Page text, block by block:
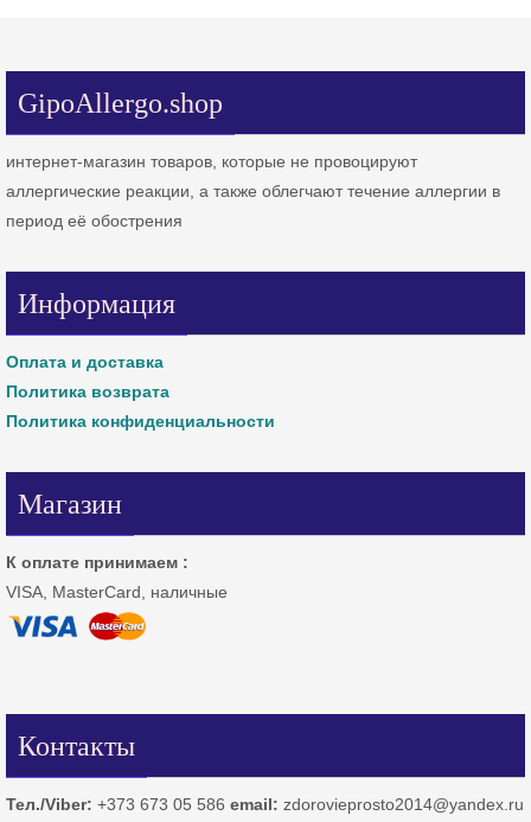
GipoAllergo.shop
интернет-магазин товаров, которые не провоцируют
аллергические реакции, а также облегчают течение аллергии в
период её обострения
Информация
Оплата и доставка
Политика возврата
Политика конфиденциальности
Магазин
К оплате принимаем :
VISA, MasterCard, наличные
Контакты
Тел./Viber: +373 673 05 586 email: zdorovieprosto2014@yandex.ru